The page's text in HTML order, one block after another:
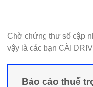
Chờ chứng thư số cập
vậy là các bạn CÀI
Báo cáo thuế